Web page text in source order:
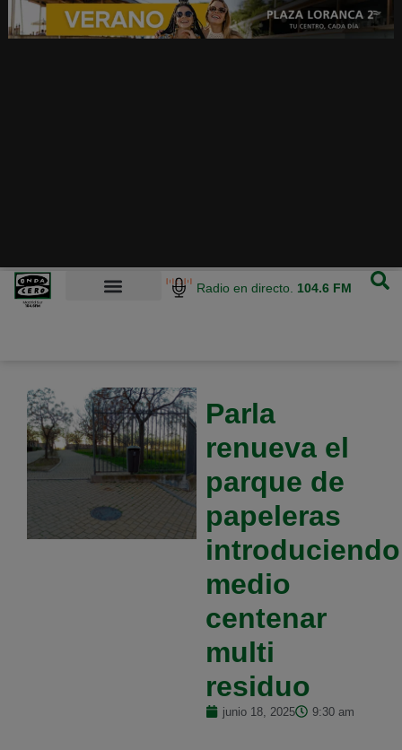
Radio en directo. 104.6 FM
Parla
renueva el
parque de
papeleras
introduciendo
medio
centenar
multi
residuo
junio 18, 2025 9:30 am